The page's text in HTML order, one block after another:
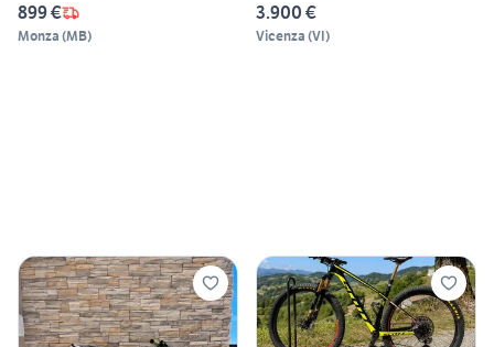
899 €
Monza (MB)
3.900 €
Vicenza (VI)